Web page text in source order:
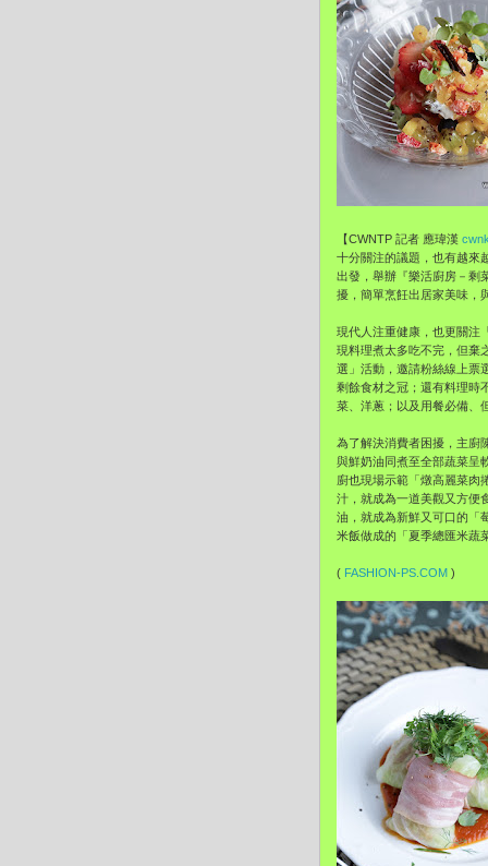
【CWNTP 記者 應瑋漢
十分關注的議題，也有越來
出發，舉辦『樂活廚房－剩
擾，簡單烹飪出居家美味，
現代人注重健康，也更關注
現料理煮太多吃不完，但棄
選」活動，邀請粉絲線上票
剩餘食材之冠；還有料理時
菜、洋蔥；以及用餐必備、
為了解決消費者困擾，主廚
與鮮奶油同煮至全部蔬菜呈
廚也現場示範「燉高麗菜肉
汁，就成為一道美觀又方便
油，就成為新鮮又可口的「
米飯做成的「夏季總匯米蔬
( FASHION-PS.COM )